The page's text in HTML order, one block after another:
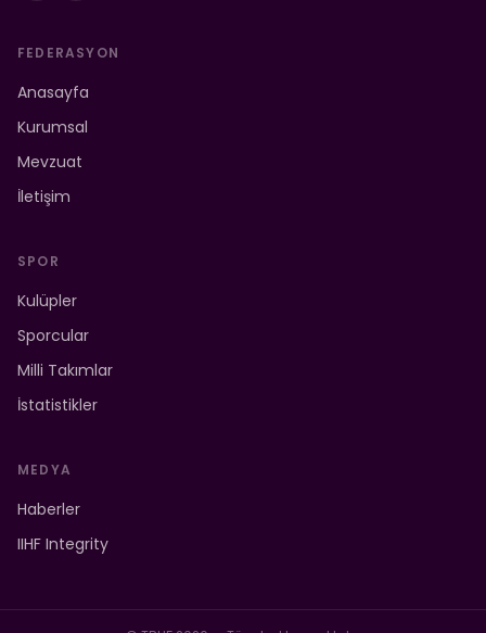
FEDERASYON
Anasayfa
Kurumsal
Mevzuat
İletişim
SPOR
Kulüpler
Sporcular
Milli Takımlar
İstatistikler
MEDYA
Haberler
IIHF Integrity